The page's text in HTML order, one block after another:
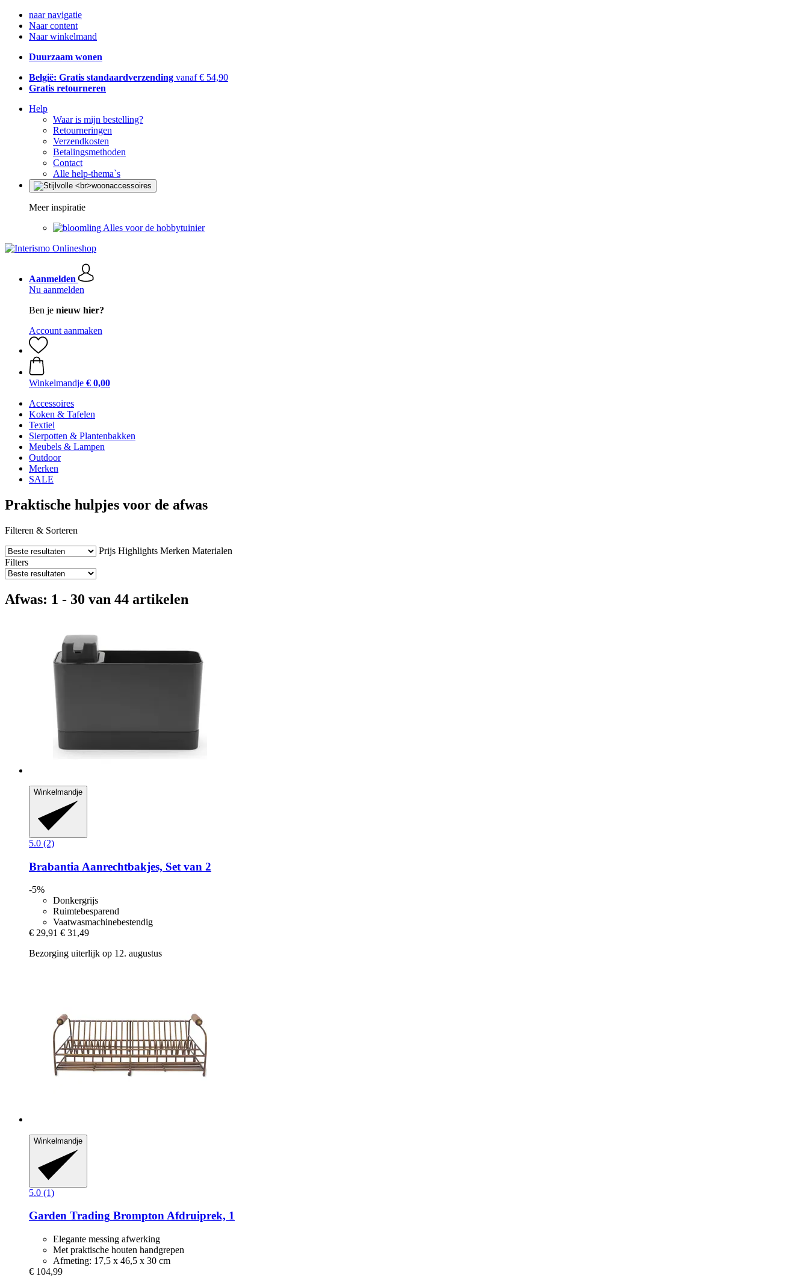
naar navigatie
Naar content
Naar winkelmand
Duurzaam wonen
België: Gratis standaardverzending vanaf € 54,90
Gratis retourneren
Help
Waar is mijn bestelling?
Retourneringen
Verzendkosten
Betalingsmethoden
Contact
Alle help-thema`s
Meer inspiratie
Alles voor de hobbytuinier
Aanmelden
Nu aanmelden
Ben je nieuw hier?
Account aanmaken
Winkelmandje € 0,00
Accessoires
Koken & Tafelen
Textiel
Sierpotten & Plantenbakken
Meubels & Lampen
Outdoor
Merken
SALE
Praktische hulpjes voor de afwas
Filteren & Sorteren
Prijs Highlights Merken Materialen
Filters
Afwas: 1 - 30 van 44 artikelen
Winkelmandje
5.0 (2)
Brabantia Aanrechtbakjes, Set van 2
-5%
Donkergrijs
Ruimtebesparend
Vaatwasmachinebestendig
€ 29,91 € 31,49
Bezorging uiterlijk op 12. augustus
Winkelmandje
5.0 (1)
Garden Trading Brompton Afdruiprek, 1
Elegante messing afwerking
Met praktische houten handgrepen
Afmeting: 17,5 x 46,5 x 30 cm
€ 104,99